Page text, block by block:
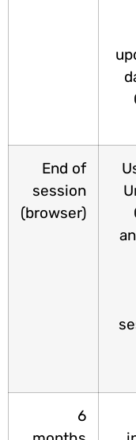
End of
session
(browser)